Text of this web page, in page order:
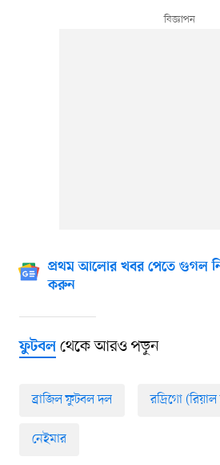
প্রথম আলোর খবর পেতে গুগল
করুন
ফুটবলথেকে আরও পড়ুন
ব্রাজিল ফুটবল দল রদ্রিগো (রিয়াল
নেইমার